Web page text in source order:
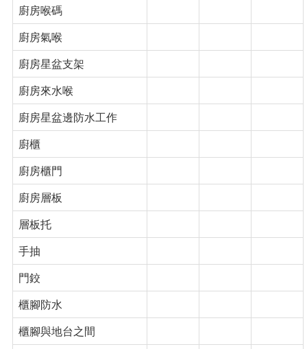
廚房喉碼
廚房氣喉
廚房星盆支架
廚房來水喉
廚房星盆邊防水工作
廚櫃
廚房櫃門
廚房層板
層板托
手抽
門鉸
櫃腳防水
櫃腳與地台之間